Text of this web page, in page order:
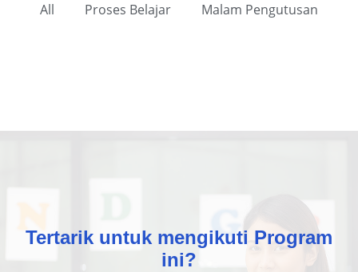
All Proses Belajar Malam Pengutusan
Tertarik untuk mengikuti Program
ini?